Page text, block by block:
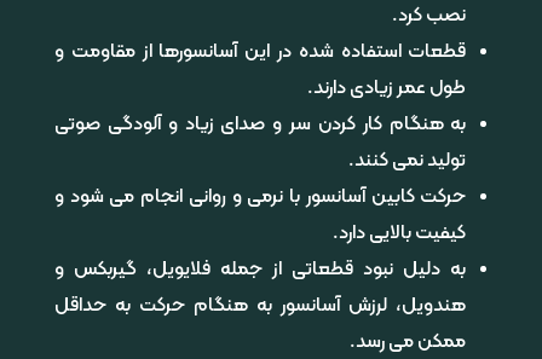
نصب کرد.
قطعات استفاده شده در این آسانسورها از مقاومت و
طول عمر زیادی دارند.
به هنگام کار کردن سر و صدای زیاد و آلودگی صوتی
تولید نمی کنند.
حرکت کابین آسانسور با نرمی و روانی انجام می شود و
کیفیت بالایی دارد.
به دلیل نبود قطعاتی از جمله فلایویل، گیربکس و
هندویل، لرزش آسانسور به هنگام حرکت به حداقل
ممکن می رسد.